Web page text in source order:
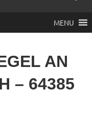
MENU
AN
– 64385